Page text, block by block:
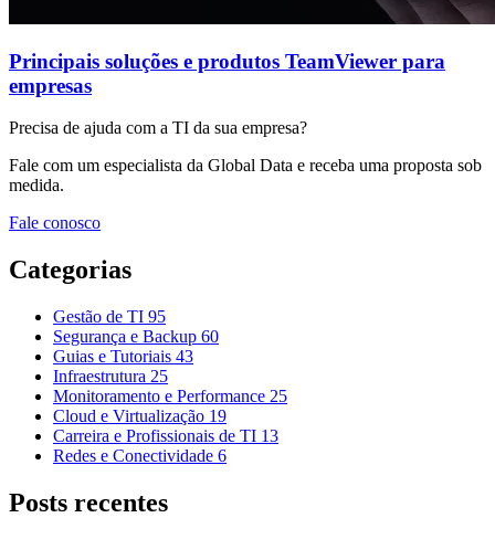
Principais soluções e produtos TeamViewer para
empresas
Precisa de ajuda com a TI da sua empresa?
Fale com um especialista da Global Data e receba uma proposta sob
medida.
Fale conosco
Categorias
Gestão de TI 95
Segurança e Backup 60
Guias e Tutoriais 43
Infraestrutura 25
Monitoramento e Performance 25
Cloud e Virtualização 19
Carreira e Profissionais de TI 13
Redes e Conectividade 6
Posts recentes